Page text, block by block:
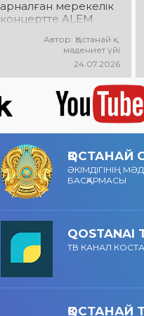
арналған мерекелік
концертте ALEM
@xcialemАвтор: Қостанай қ.
мәдениет үйі
24.07.2026
ҚОСТАНАЙ
ӘКІМДІГІНІҢ
БАСҚАРМАСЫ
QOSTANAI
ТВ КАНАЛ
ҚОСТАНАЙ